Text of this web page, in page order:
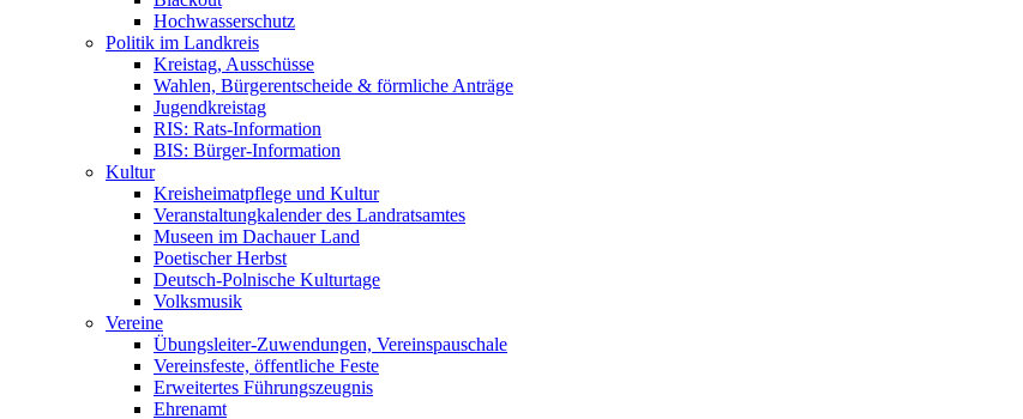
Hochwasserschutz
Politik im Landkreis
Kreistag, Ausschüsse
Wahlen, Bürgerentscheide & förmliche Anträge
Jugendkreistag
RIS: Rats-Information
BIS: Bürger-Information
Kultur
Kreisheimatpflege und Kultur
Veranstaltungkalender des Landratsamtes
Museen im Dachauer Land
Poetischer Herbst
Deutsch-Polnische Kulturtage
Volksmusik
Vereine
Übungsleiter-Zuwendungen, Vereinspauschale
Vereinsfeste, öffentliche Feste
Erweitertes Führungszeugnis
Ehrenamt